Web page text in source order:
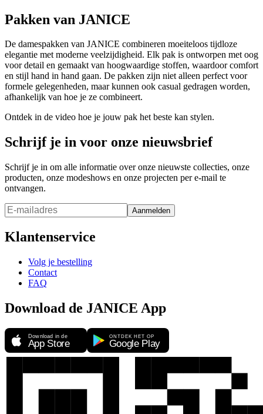
Pakken van JANICE
De damespakken van JANICE combineren moeiteloos tijdloze
elegantie met moderne veelzijdigheid. Elk pak is ontworpen met oog
voor detail en gemaakt van hoogwaardige stoffen, waardoor comfort
en stijl hand in hand gaan. De pakken zijn niet alleen perfect voor
formele gelegenheden, maar kunnen ook casual gedragen worden,
afhankelijk van hoe je ze combineert.
Ontdek in de video hoe je jouw pak het beste kan stylen.
Schrijf je in voor onze nieuwsbrief
Schrijf je in om alle informatie over onze nieuwste collecties, onze
producten, onze modeshows en onze projecten per e-mail te
ontvangen.
Aanmelden
Klantenservice
Volg je bestelling
Contact
FAQ
Download de JANICE App